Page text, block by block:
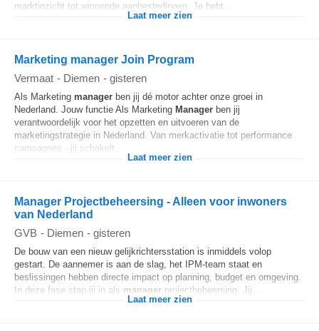
marktinzicht tot winnende aanbestedingen. Je hebt...
Laat meer zien
Marketing manager Join Program
Vermaat - Diemen - gisteren
Als Marketing manager ben jij dé motor achter onze groei in
Nederland. Jouw functie Als Marketing Manager ben jij
verantwoordelijk voor het opzetten en uitvoeren van de
marketingstrategie in Nederland. Van merkactivatie tot performance
campagnes - jij schakelt...
Laat meer zien
Manager Projectbeheersing - Alleen voor inwoners
van Nederland
GVB - Diemen - gisteren
De bouw van een nieuw gelijkrichtersstation is inmiddels volop
gestart. De aannemer is aan de slag, het IPM-team staat en
beslissingen hebben directe impact op planning, budget en omgeving.
In deze fase stap jij in als manager projectbeheersing. Jij...
Laat meer zien